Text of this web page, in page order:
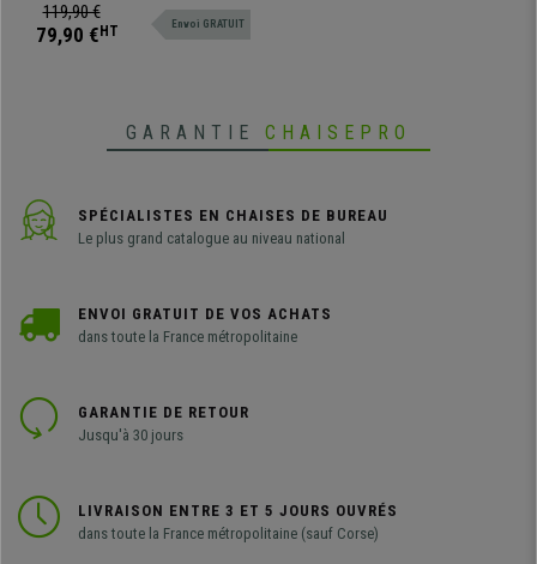
moderne de style industriel
119,90 €
79,90 € HT Envoi GRATUIT
GARANTIE CHAISEPRO
SPÉCIALISTES EN CHAISES DE BUREAU
Le plus grand catalogue au niveau national
ENVOI GRATUIT DE VOS ACHATS
dans toute la France métropolitaine
GARANTIE DE RETOUR
Jusqu'à 30 jours
LIVRAISON ENTRE 3 ET 5 JOURS OUVRÉS
dans toute la France métropolitaine (sauf Corse)